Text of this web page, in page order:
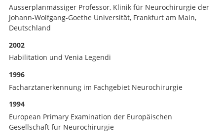
Ausserplanmässiger Professor, Klinik für Neurochirurgie der
Johann-Wolfgang-Goethe Universität, Frankfurt am Main,
Deutschland
2002
Habilitation und Venia Legendi
1996
Facharztanerkennung im Fachgebiet Neurochirurgie
1994
European Primary Examination der Europäischen
Gesellschaft für Neurochirurgie